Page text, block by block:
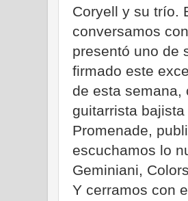
Coryell y su trío.
conversamos
presentó uno de
firmado este
de esta semana,
guitarrista
Promenade,
escuchamos lo
Geminiani,
Y cerramos con